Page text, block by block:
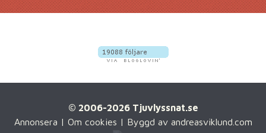
© 2006-2026 Tjuvlyssnat.se
Annonsera | Om cookies | Byggd av andreasviklund.com